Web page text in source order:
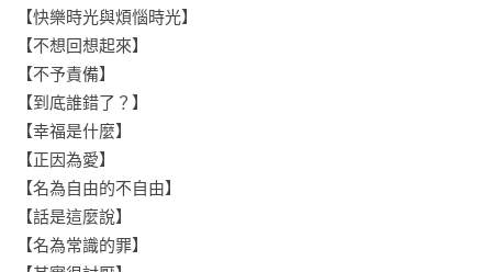
【好評推薦】
大坦誠｜圖文作家
敏鎬的黑特事務所｜《人生自古誰不廢》作者
喬齊安｜文藝評論家、百萬部落客
厭世哲學家｜《厭世講堂》作者，同名粉絲專頁經營者
【本書特色】
✦收錄超過80句芥川經典語錄，直擊文學大師的銳利筆鋒與犀
利視角。
【快樂時光與煩惱時光】
【不想回想起來】
【不予責備】
【到底誰錯了？】
【幸福是什麼】
【正因為愛】
【名為自由的不自由】
【話是這麼說】
【名為常識的罪】